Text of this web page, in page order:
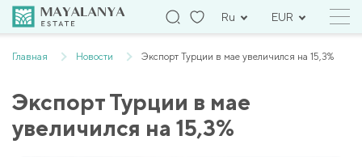
Ru EUR
Главная Новости Экспорт Турции в мае увеличился на 15,3%
Экспорт Турции в мае
увеличился на 15,3%